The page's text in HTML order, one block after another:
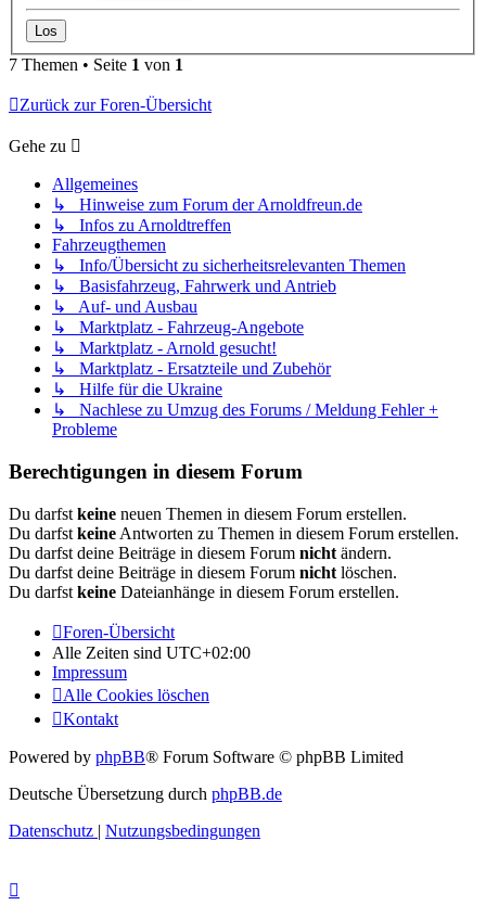
7 Themen • Seite 1 von 1
Zurück zur Foren-Übersicht
Gehe zu
Allgemeines
↳ Hinweise zum Forum der Arnoldfreun.de
↳ Infos zu Arnoldtreffen
Fahrzeugthemen
↳ Info/Übersicht zu sicherheitsrelevanten Themen
↳ Basisfahrzeug, Fahrwerk und Antrieb
↳ Auf- und Ausbau
↳ Marktplatz - Fahrzeug-Angebote
↳ Marktplatz - Arnold gesucht!
↳ Marktplatz - Ersatzteile und Zubehör
↳ Hilfe für die Ukraine
↳ Nachlese zu Umzug des Forums / Meldung Fehler +
Probleme
Berechtigungen in diesem Forum
Du darfst keine neuen Themen in diesem Forum erstellen.
Du darfst keine Antworten zu Themen in diesem Forum erstellen.
Du darfst deine Beiträge in diesem Forum nicht ändern.
Du darfst deine Beiträge in diesem Forum nicht löschen.
Du darfst keine Dateianhänge in diesem Forum erstellen.
Foren-Übersicht
Alle Zeiten sind UTC+02:00
Impressum
Alle Cookies löschen
Kontakt
Powered by phpBB® Forum Software © phpBB Limited
Deutsche Übersetzung durch phpBB.de
Datenschutz | Nutzungsbedingungen